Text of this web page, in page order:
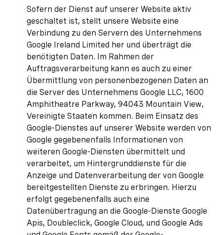
Sofern der Dienst auf unserer Website aktiv
geschaltet ist, stellt unsere Website eine
Verbindung zu den Servern des Unternehmens
Google Ireland Limited her und überträgt die
benötigten Daten. Im Rahmen der
Auftragsverarbeitung kann es auch zu einer
Übermittlung von personenbezogenen Daten an
die Server des Unternehmens Google LLC, 1600
Amphitheatre Parkway, 94043 Mountain View,
Vereinigte Staaten kommen. Beim Einsatz des
Google-Dienstes auf unserer Website werden von
Google gegebenenfalls Informationen von
weiteren Google-Diensten übermittelt und
verarbeitet, um Hintergrunddienste für die
Anzeige und Datenverarbeitung der von Google
bereitgestellten Dienste zu erbringen. Hierzu
erfolgt gegebenenfalls auch eine
Datenübertragung an die Google-Dienste Google
Apis, Doubleclick, Google Cloud, und Google Ads